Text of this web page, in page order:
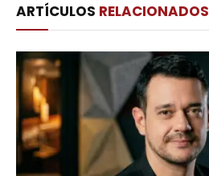
ARTÍCULOS RELACIONADOS